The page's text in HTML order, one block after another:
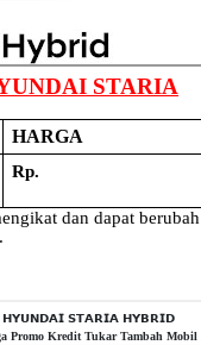
𝗛𝗬𝗨𝗡𝗗𝗔𝗜 𝗦𝗧𝗔𝗥𝗜𝗔 𝗛𝗬𝗕𝗥𝗜𝗗
Promo Kredit Tukar Tambah Mobil